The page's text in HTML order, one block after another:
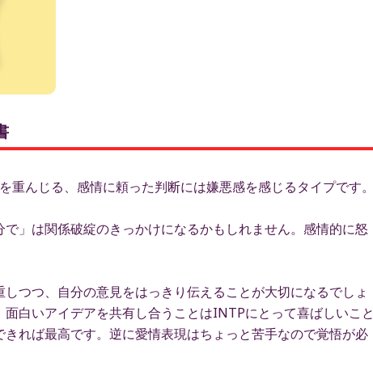
んじる、感情に頼った判断には嫌悪感を感じるタイプです。
」は関係破綻のきっかけになるかもしれません。感情的に怒
つつ、自分の意見をはっきり伝えることが大切になるでしょ
白いアイデアを共有し合うことはINTPにとって喜ばしいこと
れば最高です。逆に愛情表現はちょっと苦手なので覚悟が必